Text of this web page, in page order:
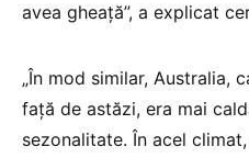
avea gheaţă”, a explicat
„În mod similar, Australia,
faţă de astăzi, era mai
sezonalitate. În acel